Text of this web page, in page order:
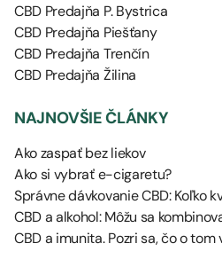
CBD Predajňa P. Bystrica
CBD Predajňa Piešťany
CBD Predajňa Trenčín
CBD Predajňa Žilina
NAJNOVŠIE ČLÁNKY
Ako zaspať bez liekov
Ako si vybrať e-cigaretu?
Správne dávkovanie CBD: Koľko
CBD a alkohol: Môžu sa
CBD a imunita. Pozri sa, čo o tom